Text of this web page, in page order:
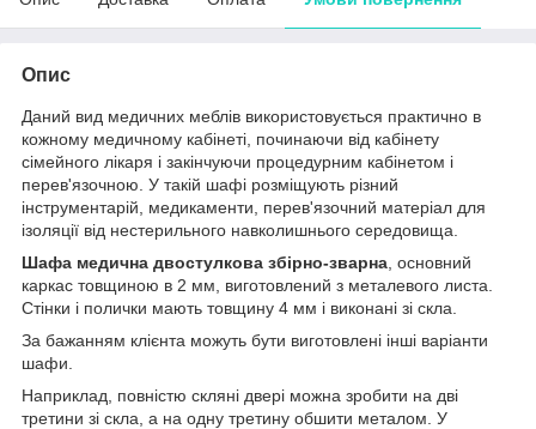
Опис
Даний вид медичних меблів використовується практично в
кожному медичному кабінеті, починаючи від кабінету
сімейного лікаря і закінчуючи процедурним кабінетом і
перев'язочною. У такій шафі розміщують різний
інструментарій, медикаменти, перев'язочний матеріал для
ізоляції від нестерильного навколишнього середовища.
Шафа медична двостулкова збірно-зварна , основний
каркас товщиною в 2 мм, виготовлений з металевого листа.
Стінки і полички мають товщину 4 мм і виконані зі скла.
За бажанням клієнта можуть бути виготовлені інші варіанти
шафи.
Наприклад, повністю скляні двері можна зробити на дві
третини зі скла, а на одну третину обшити металом. У